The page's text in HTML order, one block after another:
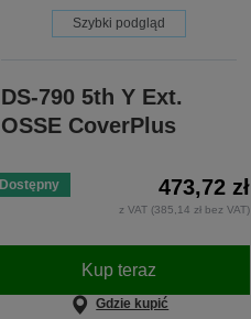
Szybki podgląd
DS-790 5th Y Ext.
OSSE CoverPlus
Dostępny 473,72 zł
z VAT (385,14 zł bez VAT)
Kup teraz
Gdzie kupić